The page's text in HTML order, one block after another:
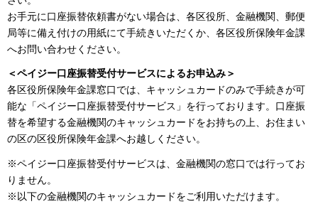
お手元に口座振替依頼書がない場合は、各区役所、金融機関、郵便
局等に備え付けの用紙にて手続きいただくか、各区役所保険年金課
へお問い合わせください。
＜ペイジー口座振替受付サービスによるお申込み＞
各区役所保険年金課窓口では、キャッシュカードのみで手続きが可
能な「ペイジー口座振替受付サービス」を行っております。口座振
替を希望する金融機関のキャッシュカードをお持ちの上、お住まい
の区の区役所保険年金課へお越しください。
※ペイジー口座振替受付サービスは、金融機関の窓口では行ってお
りません。
※以下の金融機関のキャッシュカードをご利用いただけます。